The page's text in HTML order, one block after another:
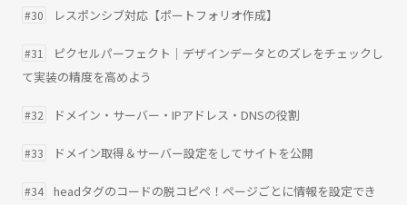
#30 レスポンシブ対応【ポートフォリオ作成】
#31
ピクセルパーフェクト｜デザインデータとのズレをチェックし
て実装の精度を高めよう
#32 ドメイン・サーバー・IPアドレス・DNSの役割
#33 ドメイン取得＆サーバー設定をしてサイトを公開
#34
headタグのコードの脱コピペ！ページごとに情報を設定でき